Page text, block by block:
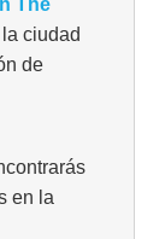
The
ciudad
de
en la